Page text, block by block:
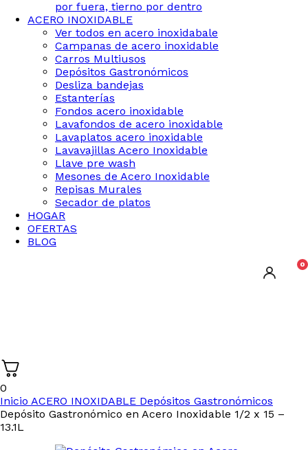
por fuera, tierno por dentro
ACERO INOXIDABLE
Ver todos en acero inoxidabale
Campanas de acero inoxidable
Carros Multiusos
Depósitos Gastronómicos
Desliza bandejas
Estanterías
Fondos acero inoxidable
Lavafondos de acero inoxidable
Lavaplatos acero inoxidable
Lavavajillas Acero Inoxidable
Llave pre wash
Mesones de Acero Inoxidable
Repisas Murales
Secador de platos
HOGAR
OFERTAS
BLOG
0
0
Inicio ACERO INOXIDABLE Depósitos Gastronómicos
Depósito Gastronómico en Acero Inoxidable 1/2 x 15 –
13.1L